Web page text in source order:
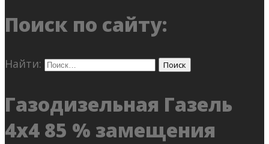
Поиск по сайту:
Найти:
Газодизельная Газель
4х4 85 % замещения